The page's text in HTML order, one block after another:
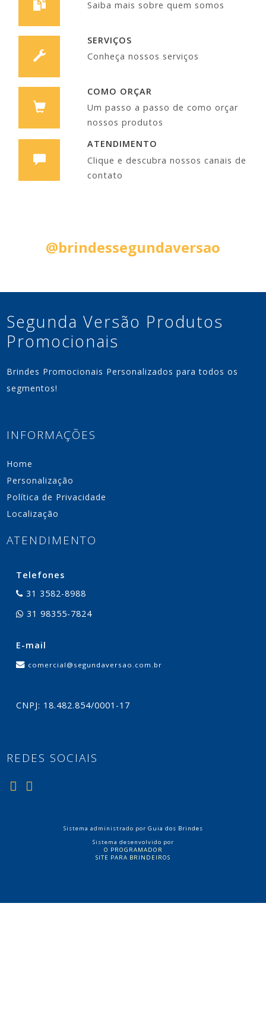
Saiba mais sobre quem somos
SERVIÇOS
Conheça nossos serviços
COMO ORÇAR
Um passo a passo de como orçar
nossos produtos
ATENDIMENTO
Clique e descubra nossos canais de
contato
@brindessegundaversao
Segunda Versão Produtos
Promocionais
Brindes Promocionais Personalizados para todos os
segmentos!
INFORMAÇÕES
Home
Personalização
Política de Privacidade
Localização
ATENDIMENTO
Telefones
31 3582-8988
31 98355-7824
E-mail
comercial@segundaversao.com.br
CNPJ: 18.482.854/0001-17
REDES SOCIAIS
Sistema administrado por Guia dos Brindes
Sistema desenvolvido por
O PROGRAMADOR
SITE PARA BRINDEIROS